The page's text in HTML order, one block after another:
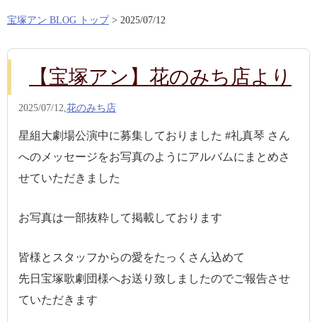
宝塚アン BLOG トップ > 2025/07/12
【宝塚アン】花のみち店より
2025/07/12,花のみち店
星組大劇場公演中に募集しておりました #礼真琴 さん
へのメッセージをお写真のようにアルバムにまとめさ
せていただきました
お写真は一部抜粋して掲載しております
皆様とスタッフからの愛をたっくさん込めて
先日宝塚歌劇団様へお送り致しましたのでご報告させ
ていただきます